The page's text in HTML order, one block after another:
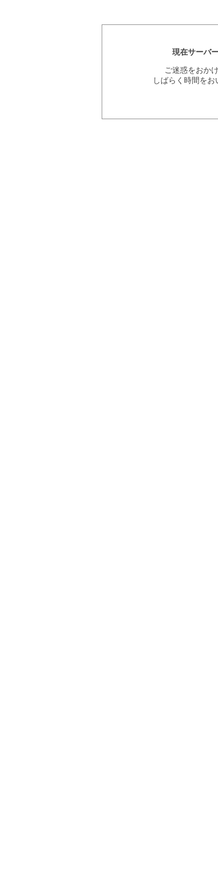
現在サーバ
ご迷惑をおか
しばらく時間を